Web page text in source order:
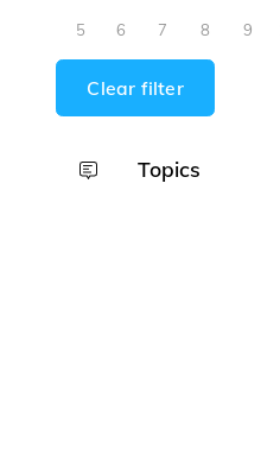
5 6 7 8 9
Clear filter
Topics